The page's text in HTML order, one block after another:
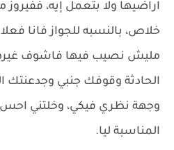
اراضيها ولا بتعمل إيه،
خلاص، بالنسبه للجواز فانا
مليش نصيب فيها فاشوف
الحادثة وقوفك جنبي وجدعنتك
وجهة نظري فيكي، وخلتني احس
المناسبة ليا.